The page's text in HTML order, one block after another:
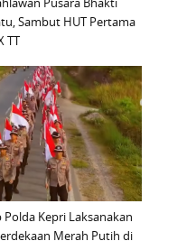
Sambut HUT Pertama
TT
Kepri Laksanakan
Merah Putih di